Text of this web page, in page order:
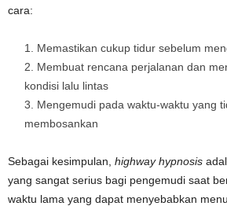
cara:
Memastikan cukup tidur sebelum
Membuat rencana perjalanan dan
kondisi lalu lintas
Mengemudi pada waktu-waktu yang
membosankan
Sebagai kesimpulan, highway hypnosis
yang sangat serius bagi pengemudi saat
waktu lama yang dapat menyebabkan